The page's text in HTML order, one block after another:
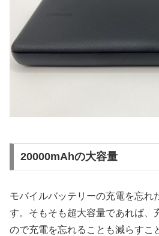
20000mAhの大容量
モバイルバッテリーの充電を忘れ
す。そもそも超大容量であれば、
ので充電を忘れることも減らすこ